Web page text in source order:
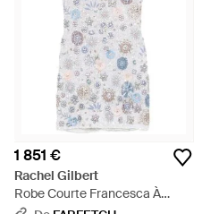
1 851 €
Rachel Gilbert
Robe Courte Francesca À